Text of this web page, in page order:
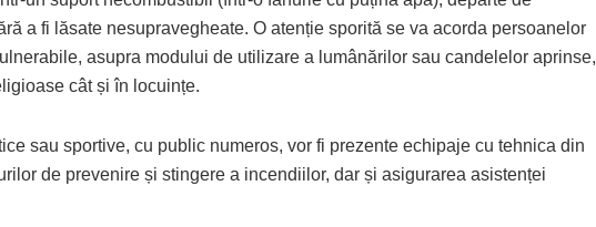
a fi lăsate nesupravegheate. O atenție sporită se va acorda persoanelor
asupra modului de utilizare a lumânărilor sau candelelor aprinse,
cât și în locuințe.
sau sportive, cu public numeros, vor fi prezente echipaje cu tehnica din
de prevenire și stingere a incendiilor, dar și asigurarea asistenței